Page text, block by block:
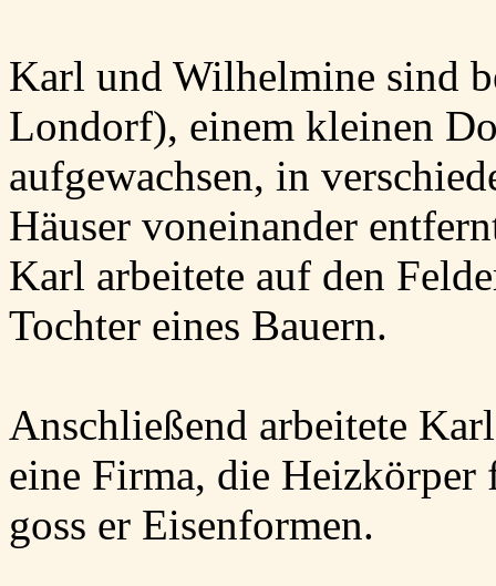
Karl und Wilhelmine sind
Londorf), einem kleinen
aufgewachsen, in
Häuser voneinander
Karl arbeitete auf den
Tochter eines Bauern.
Anschließend arbeitete
eine Firma, die
goss er Eisenformen.